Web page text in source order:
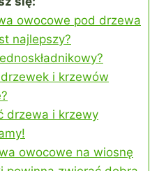
owocowe pod drzewa
najlepszy?
i krzewów
drzewa i krzewy
owocowe na wiosnę